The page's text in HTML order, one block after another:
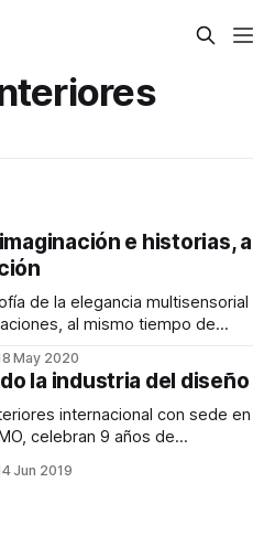
e historias, a
de la elegancia multisensorial
al mismo tiempo de
May 2020
la industria del diseño
internacional con sede en
celebran 9 años de
Jun 2019